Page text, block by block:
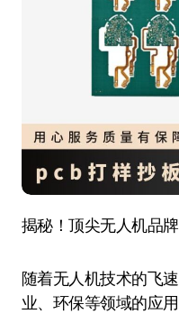
揭秘！顶尖无人机品
随着无人机技术的飞
业、环保等领域的应